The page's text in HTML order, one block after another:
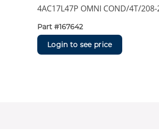
4AC17L47P OMNI COND/4T/
Part #167642
Login to see price